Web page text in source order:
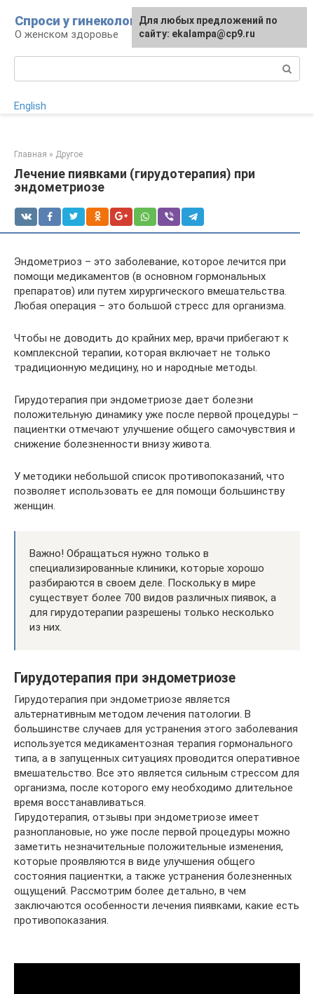
контенту
Спроси у гинеколога
О женском здоровье
English
Главная » Другое
Лечение пиявками (гирудотерапия) при
эндометриозе
Эндометриоз – это заболевание, которое лечится при
помощи медикаментов (в основном гормональных
препаратов) или путем хирургического вмешательства.
Любая операция – это большой стресс для организма.
Чтобы не доводить до крайних мер, врачи прибегают к
комплексной терапии, которая включает не только
традиционную медицину, но и народные методы.
Гирудотерапия при эндометриозе дает болезни
положительную динамику уже после первой процедуры –
пациентки отмечают улучшение общего самочувствия и
снижение болезненности внизу живота.
У методики небольшой список противопоказаний, что
позволяет использовать ее для помощи большинству
женщин.
Важно! Обращаться нужно только в
специализированные клиники, которые хорошо
разбираются в своем деле. Поскольку в мире
существует более 700 видов различных пиявок, а
для гирудотерапии разрешены только несколько
из них.
Гирудотерапия при эндометриозе
Гирудотерапия при эндометриозе является
альтернативным методом лечения патологии. В
большинстве случаев для устранения этого заболевания
используется медикаментозная терапия гормонального
типа, а в запущенных ситуациях проводится оперативное
вмешательство. Все это является сильным стрессом для
организма, после которого ему необходимо длительное
время восстанавливаться.
Гирудотерапия, отзывы при эндометриозе имеет
разноплановые, но уже после первой процедуры можно
заметить незначительные положительные изменения,
которые проявляются в виде улучшения общего
состояния пациентки, а также устранения болезненных
ощущений. Рассмотрим более детально, в чем
заключаются особенности лечения пиявками, какие есть
противопоказания.
Для любых предложений по
сайту: [email protected]
Для любых предложений по
сайту: ekalampa@cp9.ru